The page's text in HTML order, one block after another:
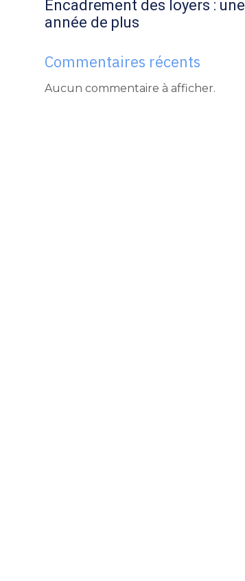
Encadrement des loyers : une
année de plus
Commentaires récents
Aucun commentaire à afficher.